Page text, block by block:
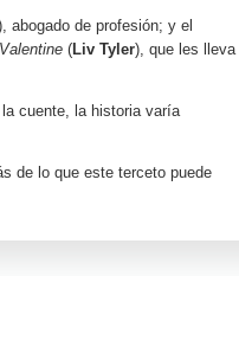
abogado de profesión; y el
(Liv Tyler), que les lleva
cuente, la historia varía
de lo que este terceto puede